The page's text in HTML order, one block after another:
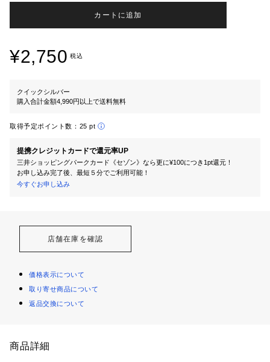
カートに追加
¥2,750 税込
クイックシルバー
購入合計金額4,990円以上で送料無料
取得予定ポイント数： 25 pt
提携クレジットカードで還元率UP
三井ショッピングパークカード《セゾン》なら更に¥100につき1pt還元！
お申し込み完了後、最短５分でご利用可能！
今すぐお申し込み
店舗在庫を確認
価格表示について
取り寄せ商品について
返品交換について
商品詳細